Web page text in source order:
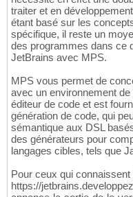
traiter et en
étant basé sur les
spécifique, il reste un
des programmes dans ce
JetBrains avec MPS.
MPS vous permet de
avec un environnement
éditeur de code et est
génération de code, qui
sémantique aux DSL
des générateurs pour
langages cibles, tels que
Pour ceux qui
https://